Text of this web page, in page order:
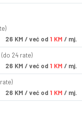
26 KM / već od 1 KM / mj.
24 rate)
26 KM / već od 1 KM / mj.
26 KM / već od 1 KM / mj.